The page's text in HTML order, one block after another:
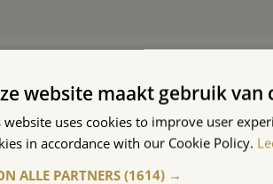
website maakt gebruik van
website uses cookies to improve user
in accordance with our Cookie Policy.
ALLE PARTNERS (1614) →